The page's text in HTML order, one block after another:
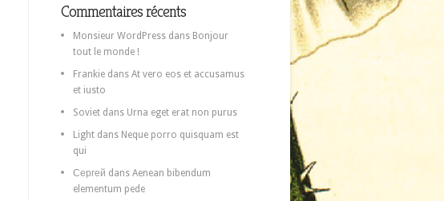
Commentaires récents
Monsieur WordPress dans Bonjour
tout le monde !
Frankie dans At vero eos et accusamus
et iusto
Soviet dans Urna eget erat non purus
Light dans Neque porro quisquam est
qui
Сергей dans Aenean bibendum
elementum pede